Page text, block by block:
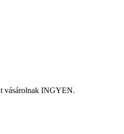
vásárolnak INGYEN.